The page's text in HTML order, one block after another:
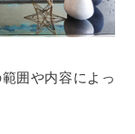
囲や内容によっ